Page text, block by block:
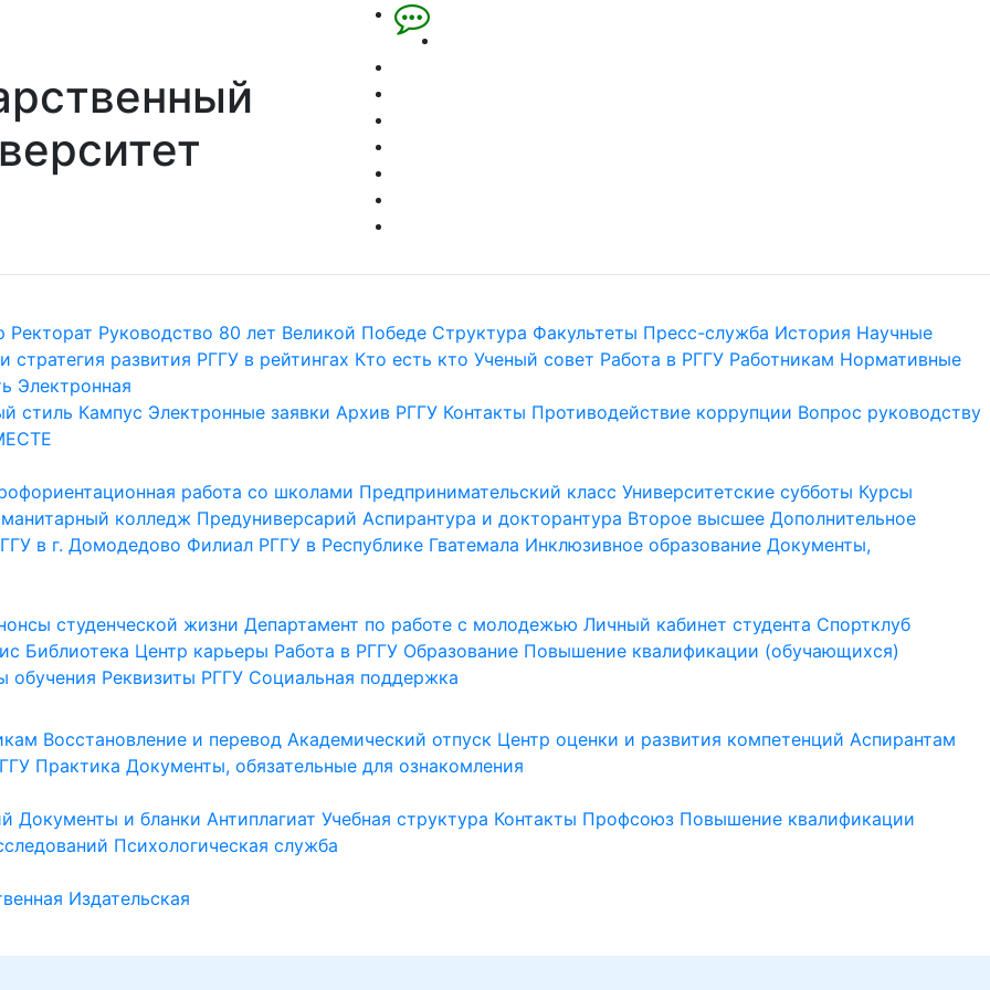
Ректорат Руководство 80 лет Великой Победе Структура Факультеты Пресс-служба История Научные
стратегия развития РГГУ в рейтингах Кто есть кто Ученый совет Работа в РГГУ Работникам Нормативные
Электронная
стиль Кампус Электронные заявки Архив РГГУ Контакты Противодействие коррупции Вопрос руководству
работа со школами Предпринимательский класс Университетские субботы Курсы
колледж Предуниверсарий Аспирантура и докторантура Второе высшее Дополнительное
в г. Домодедово Филиал РГГУ в Республике Гватемала Инклюзивное образование Документы,
студенческой жизни Департамент по работе с молодежью Личный кабинет студента Спортклуб
Библиотека Центр карьеры Работа в РГГУ Образование Повышение квалификации (обучающихся)
обучения Реквизиты РГГУ Социальная поддержка
Восстановление и перевод Академический отпуск Центр оценки и развития компетенций Аспирантам
Практика Документы, обязательные для ознакомления
Документы и бланки Антиплагиат Учебная структура Контакты Профсоюз Повышение квалификации
Психологическая служба
Издательская